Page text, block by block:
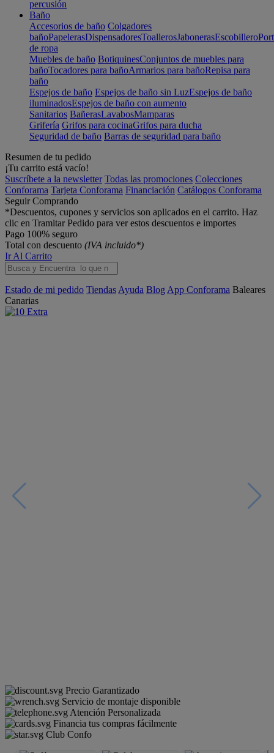
percusión
Baño
Accesorios de baño Colgadores
bañoPapelerasDispensadoresToallerosJabonerasEscobillero
de ropa
Muebles de baño BotiquinesConjuntos de muebles para
bañoTocadores para bañoArmarios para bañoRepisa para
baño
Espejos de baño Espejos de baño sin LuzEspejos de baño
iluminadosEspejos de baño con aumento
Sanitarios BañerasLavabosMamparas
Grifería Grifos para cocinaGrifos para ducha
Seguridad de baño Barras de seguridad para baño
Resumen de tu pedido
¡Tu carrito está vacío!
Suscríbete a la newsletter Todas las promociones Colecciones
Conforama Tarjeta Conforama Financiación Catálogos Conforama
Seguir Comprando
*Descuentos, cupones y servicios son aplicados en el carrito. Haz
clic en Tramitar Pedido para ver estos descuentos e importes
Pago 100% seguro
Total con descuento (IVA incluido*)
Ir Al Carrito
Estado de mi pedido Tiendas Ayuda Blog App Conforama Baleares
Canarias
Precio Garantizado
Servicio de montaje disponible
Atención Personalizada
Financia tus compras fácilmente
Club Confo